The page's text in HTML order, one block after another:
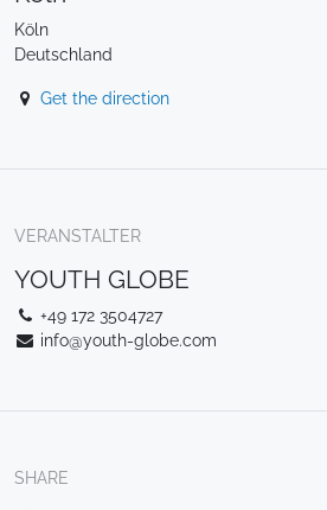
Köln
Deutschland
Get the direction
VERANSTALTER
YOUTH GLOBE
+49 172 3504727
info@youth-globe.com
SHARE